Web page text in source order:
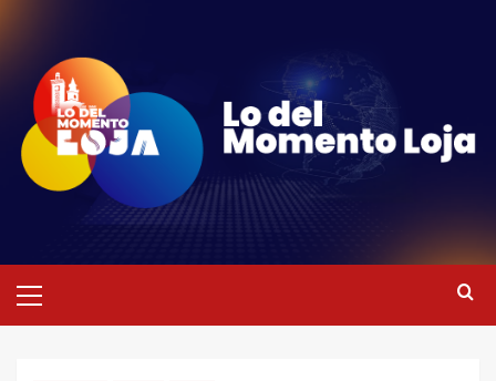
contenido
primario